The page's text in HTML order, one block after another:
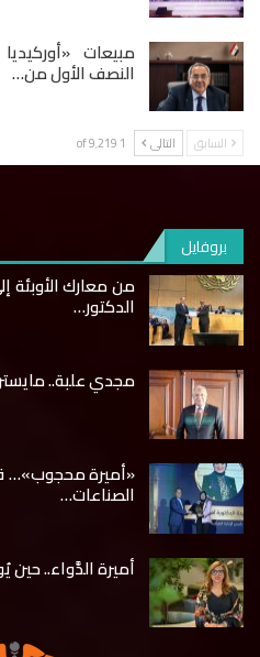
النصف الأول من…
السابق التالى 1 of 9٬219
بروفايل
من معارك الأوبئة
الدكتور…
مجدي علبة..
«أميرة محجوب»…
الصناعات…
أميرة الدَّواء.. حين